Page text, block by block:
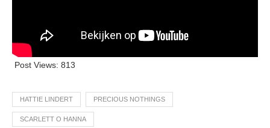
Post Views: 813
HATTIE LINDERT PRECIOUS NOTHINGS
SCARLETT O HANNA